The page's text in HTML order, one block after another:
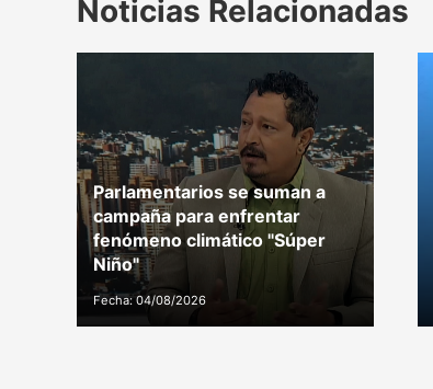
Noticias Relacionadas
Parlamentarios se suman a
campaña para enfrentar
fenómeno climático "Súper
Niño"
Fecha: 04/08/2026